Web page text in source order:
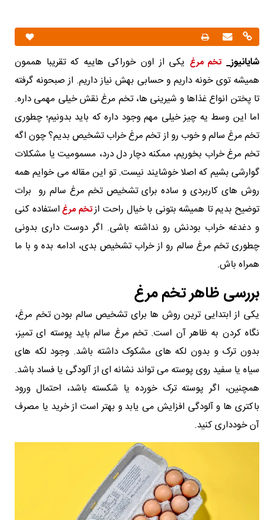
شایانیوز_ تخم مرغ یکی از اون خوراکی‌ هاییه که تقریبا هممون
همیشه توی خونه داریم و حسابی بهش نیاز داریم. از صبحونه گرفته
تا پختن انواع غذاها و شیرینی‌ ها، تخم مرغ نقش خیلی مهمی داره.
اما این وسط یه چیز خیلی مهم وجود داره که باید بدونیم؛ چطوری
تخم مرغ سالم و خوب رو از تخم مرغ خراب تشخیص بدیم؟ چون اگه
تخم مرغ خراب بخوریم، ممکنه دچار دل‌ درد، مسمومیت یا مشکلات
گوارشی بشیم که اصلا خوشایند نیست. تو این مقاله می‌ خوایم همه
روش‌ های کاربردی و ساده برای تشخیص تخم مرغ سالم رو برات
توضیح بدیم تا همیشه بتونی با خیال راحت ازتخم مرغ استفاده کنی
و دغدغه خراب بودنش رو نداشته باشی. اگر دوست داری بدونی
چطوری تخم مرغ سالم رو از خراب تشخیص بدی، ادامه بده و با ما
همراه باش.
بررسی ظاهر تخم مرغ
یکی از ابتدایی‌ ترین روش‌ ها برای تشخیص سالم بودن تخم مرغ،
نگاه کردن به ظاهر آن است. تخم مرغ سالم باید پوسته‌ ای تمیز،
بدون ترک و بدون لکه‌ های مشکوک داشته باشد. وجود لکه‌ های
سیاه یا سفید روی پوسته می‌ تواند نشانه‌ ای از آلودگی یا فساد باشد.
همچنین، اگر پوسته ترک خورده یا شکسته باشد، احتمال ورود
باکتری‌ ها و آلودگی افزایش می‌ یابد و بهتر است از خرید یا مصرف
آن خودداری کنید.